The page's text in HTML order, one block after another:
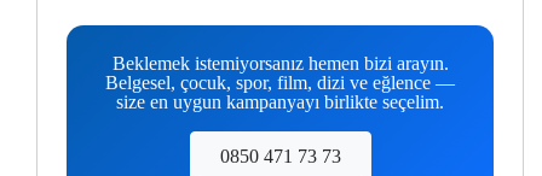
Beklemek istemiyorsanız hemen bizi arayın.
Belgesel, çocuk, spor, film, dizi ve eğlence —
size en uygun kampanyayı birlikte seçelim.
0850 471 73 73